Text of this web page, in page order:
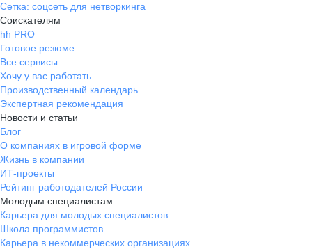
Сетка: соцсеть для нетворкинга
Соискателям
hh PRO
Готовое резюме
Все сервисы
Хочу у вас работать
Производственный календарь
Экспертная рекомендация
Новости и статьи
Блог
О компаниях в игровой форме
Жизнь в компании
ИТ-проекты
Рейтинг работодателей России
Молодым специалистам
Карьера для молодых специалистов
Школа программистов
Карьера в некоммерческих организациях